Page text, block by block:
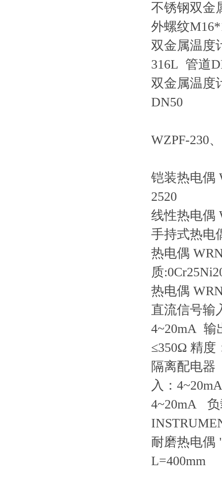
不锈钢双金
外螺纹
双金属温度
316L 管道
双金属温度
DN50
WZPF-230
铠装热电偶
2520
线性热电偶
手持式热电
热电偶
质
热电偶
直流信号输
4~20mA
≤350Ω 精度
隔离配电器
入：
4~20mA 负
耐磨热电偶
L=400mm